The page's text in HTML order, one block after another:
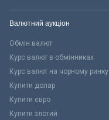
Валютний аукціон
Обмін валют
Курс валют в обмінниках
Курс валют на чорному ринку
Купити долар
Купити євро
Купити злотий